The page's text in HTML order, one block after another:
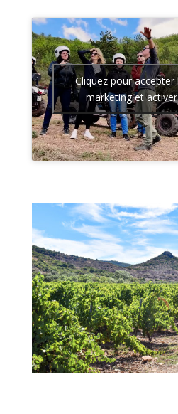
Cliquez pour
marketing et